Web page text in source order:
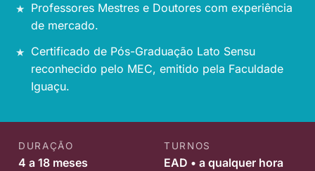
Professores Mestres e Doutores com experiência
de mercado.
Certificado de Pós-Graduação Lato Sensu
reconhecido pelo MEC, emitido pela Faculdade
Iguaçu.
DURAÇÃO
4 a 18 meses
TURNOS
EAD • a qualquer hora